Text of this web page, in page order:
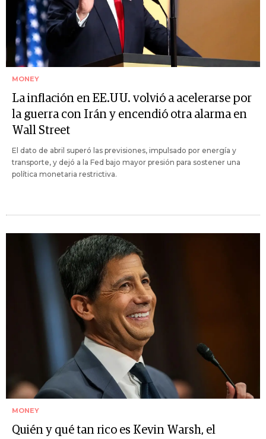
MONEY
La inflación en EE.UU. volvió a acelerarse por
la guerra con Irán y encendió otra alarma en
Wall Street
El dato de abril superó las previsiones, impulsado por energía y
transporte, y dejó a la Fed bajo mayor presión para sostener una
política monetaria restrictiva.
MONEY
Quién y qué tan rico es Kevin Warsh, el